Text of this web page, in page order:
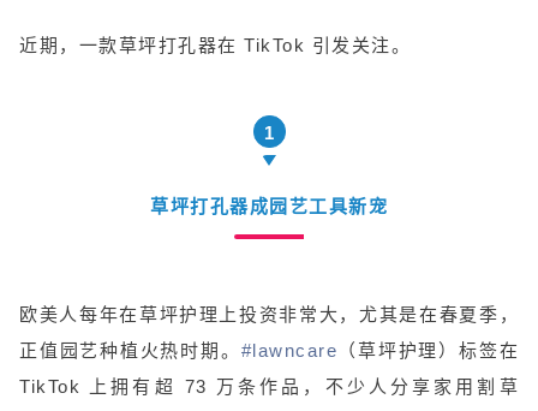
近期，一款草坪打孔器在 TikTok 引发关注。
1
草坪打孔器成园艺工具新宠
欧美人每年在草坪护理上投资非常大，尤其是在春夏季，
正值园艺种植火热时期。 #lawncare （草坪护理）标签在
TikTok 上拥有超 73 万条作品，不少人分享家用割草